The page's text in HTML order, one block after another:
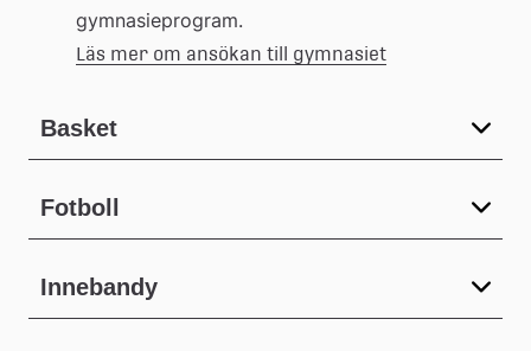
gymnasieprogram.
Läs mer om ansökan till gymnasiet
Basket
Fotboll
Innebandy